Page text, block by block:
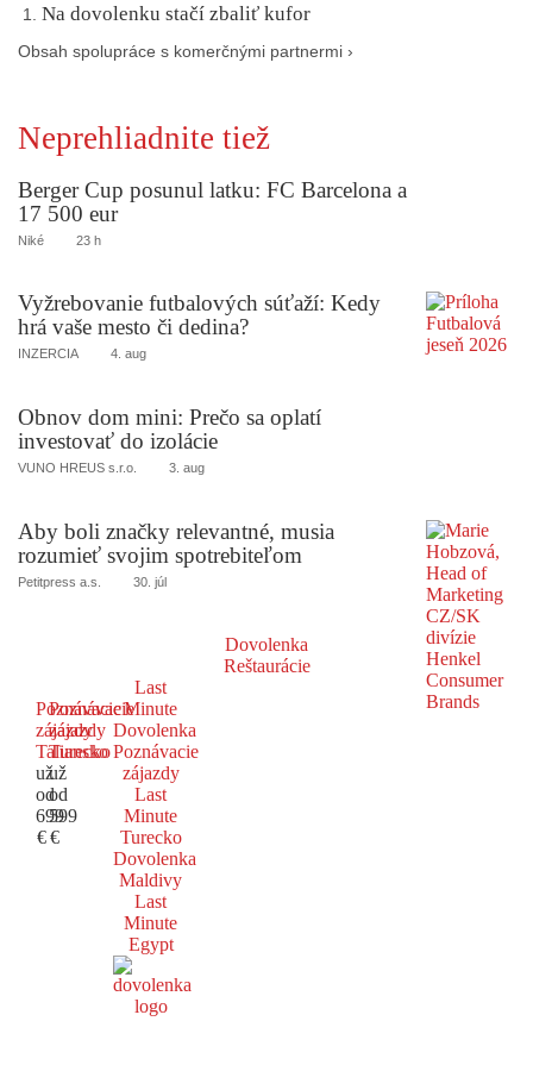
Na dovolenku stačí zbaliť kufor
Obsah spolupráce s komerčnými partnermi ›
Neprehliadnite tiež
Berger Cup posunul latku: FC Barcelona a
17 500 eur
Niké 23 h
Vyžrebovanie futbalových súťaží: Kedy
hrá vaše mesto či dedina?
INZERCIA 4. aug
Obnov dom mini: Prečo sa oplatí
investovať do izolácie
VUNO HREUS s.r.o. 3. aug
Aby boli značky relevantné, musia
rozumieť svojim spotrebiteľom
Petitpress a.s. 30. júl
Dovolenka
Reštaurácie
Poznávacie
zájazdy
Taliansko
už
od
699
€
Poznávacie
zájazdy
Turecko
už
od
599
€
Last
Minute
Dovolenka
Poznávacie
zájazdy
Last
Minute
Turecko
Dovolenka
Maldivy
Last
Minute
Egypt